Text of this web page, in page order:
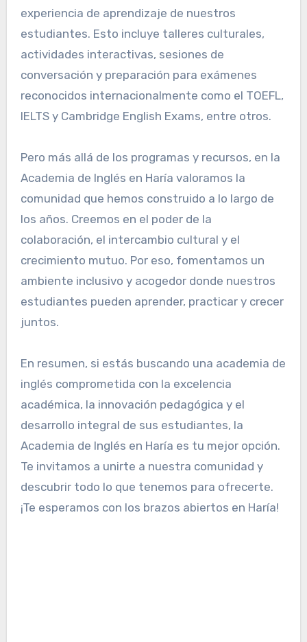
experiencia de aprendizaje de nuestros
estudiantes. Esto incluye talleres culturales,
actividades interactivas, sesiones de
conversación y preparación para exámenes
reconocidos internacionalmente como el TOEFL,
IELTS y Cambridge English Exams, entre otros.
Pero más allá de los programas y recursos, en la
Academia de Inglés en Haría valoramos la
comunidad que hemos construido a lo largo de
los años. Creemos en el poder de la
colaboración, el intercambio cultural y el
crecimiento mutuo. Por eso, fomentamos un
ambiente inclusivo y acogedor donde nuestros
estudiantes pueden aprender, practicar y crecer
juntos.
En resumen, si estás buscando una academia de
inglés comprometida con la excelencia
académica, la innovación pedagógica y el
desarrollo integral de sus estudiantes, la
Academia de Inglés en Haría es tu mejor opción.
Te invitamos a unirte a nuestra comunidad y
descubrir todo lo que tenemos para ofrecerte.
¡Te esperamos con los brazos abiertos en Haría!